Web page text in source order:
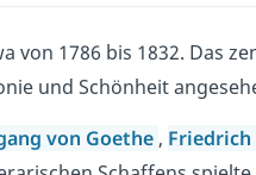
von 1786 bis 1832. Das
und Schönheit
von Goethe ,